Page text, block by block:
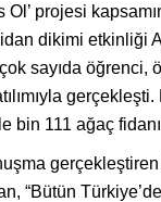
Ol’ projesi
dikimi etkinliği
sayıda öğrenci,
bin 111 ağaç
gerçekleştiren
“Bütün